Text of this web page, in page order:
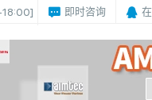
18:00] 即时咨询